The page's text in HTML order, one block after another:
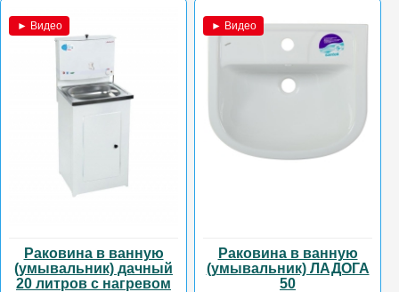
► Видео
Раковина в ванную
(умывальник) дачный
20 литров с нагревом
► Видео
Раковина в ванную
(умывальник) ЛАДОГА
50